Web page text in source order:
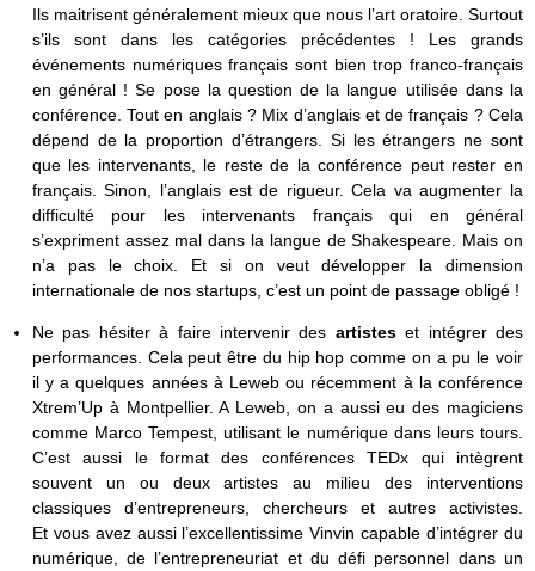
Ils maitrisent généralement mieux que nous l’art oratoire. Surtout
s’ils sont dans les catégories précédentes ! Les grands
événements numériques français sont bien trop franco-français
en général ! Se pose la question de la langue utilisée dans la
conférence. Tout en anglais ? Mix d’anglais et de français ? Cela
dépend de la proportion d’étrangers. Si les étrangers ne sont
que les intervenants, le reste de la conférence peut rester en
français. Sinon, l’anglais est de rigueur. Cela va augmenter la
difficulté pour les intervenants français qui en général
s’expriment assez mal dans la langue de Shakespeare. Mais on
n’a pas le choix. Et si on veut développer la dimension
internationale de nos startups, c’est un point de passage obligé !
Ne pas hésiter à faire intervenir des artisteset intégrer des
performances. Cela peut être du hip hop comme on a pu le voir
il y a quelques années à Leweb ou récemment à la conférence
Xtrem’Up à Montpellier. A Leweb, on a aussi eu des magiciens
comme Marco Tempest, utilisant le numérique dans leurs tours.
C’est aussi le format des conférences TEDx qui intègrent
souvent un ou deux artistes au milieu des interventions
classiques d’entrepreneurs, chercheurs et autres activistes.
Et vous avez aussi l’excellentissime Vinvin capable d’intégrer du
numérique, de l’entrepreneuriat et du défi personnel dans un